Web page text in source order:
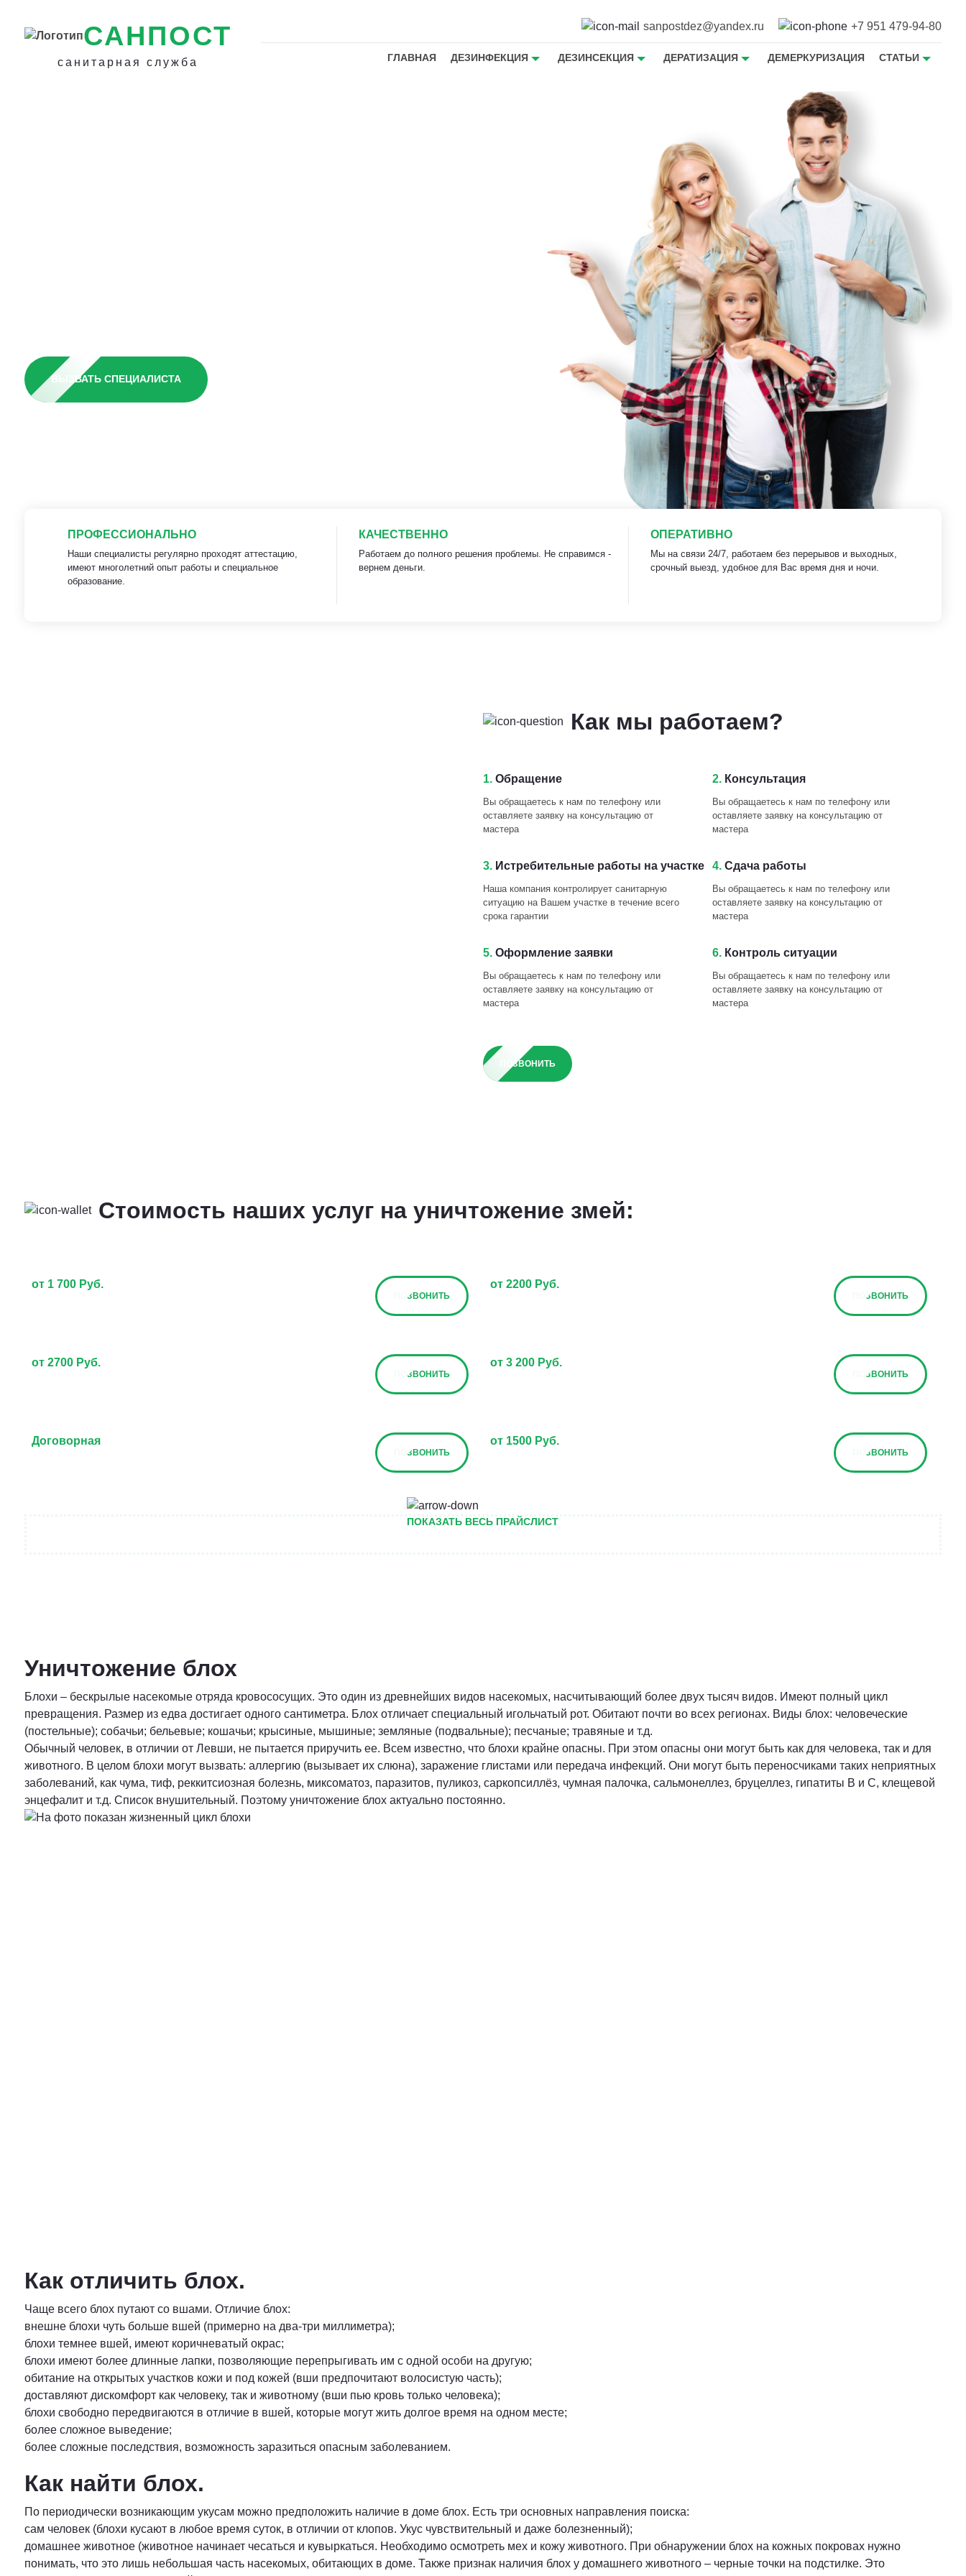
САНПОСТ
санитарная служба
sanpostdez@yandex.ru +7 951 479-94-80
ГЛАВНАЯ ДЕЗИНФЕКЦИЯ ДЕЗИНСЕКЦИЯ ДЕРАТИЗАЦИЯ ДЕМЕРКУРИЗАЦИЯ СТАТЬИ
ВЫЗВАТЬ СПЕЦИАЛИСТА
ПРОФЕССИОНАЛЬНО
Наши специалисты регулярно проходят аттестацию,
имеют многолетний опыт работы и специальное
образование.
КАЧЕСТВЕННО
Работаем до полного решения проблемы. Не справимся -
вернем деньги.
ОПЕРАТИВНО
Мы на связи 24/7, работаем без перерывов и выходных,
срочный выезд, удобное для Вас время дня и ночи.
Как мы работаем?
1. Обращение
Вы обращаетесь к нам по телефону или
оставляете заявку на консультацию от
мастера
2. Консультация
Вы обращаетесь к нам по телефону или
оставляете заявку на консультацию от
мастера
3. Истребительные работы на участке
Наша компания контролирует санитарную
ситуацию на Вашем участке в течение всего
срока гарантии
4. Сдача работы
Вы обращаетесь к нам по телефону или
оставляете заявку на консультацию от
мастера
5. Оформление заявки
Вы обращаетесь к нам по телефону или
оставляете заявку на консультацию от
мастера
6. Контроль ситуации
Вы обращаетесь к нам по телефону или
оставляете заявку на консультацию от
мастера
ПОЗВОНИТЬ
Стоимость наших услуг на уничтожение змей:
от 1 700 Руб.
ПОЗВОНИТЬ
от 2200 Руб.
ПОЗВОНИТЬ
от 2700 Руб.
ПОЗВОНИТЬ
от 3 200 Руб.
ПОЗВОНИТЬ
Договорная
ПОЗВОНИТЬ
от 1500 Руб.
ПОЗВОНИТЬ
от 5000 руб.
ПОКАЗАТЬ ВЕСЬ ПРАЙСЛИСТ
Уничтожение блох
Блохи – бескрылые насекомые отряда кровососущих. Это один из древнейших видов насекомых, насчитывающий более двух тысяч видов. Имеют полный цикл
превращения. Размер из едва достигает одного сантиметра. Блох отличает специальный игольчатый рот. Обитают почти во всех регионах. Виды блох: человеческие
(постельные); собачьи; бельевые; кошачьи; крысиные, мышиные; земляные (подвальные); песчаные; травяные и т.д.
Обычный человек, в отличии от Левши, не пытается приручить ее. Всем известно, что блохи крайне опасны. При этом опасны они могут быть как для человека, так и для
животного. В целом блохи могут вызвать: аллергию (вызывает их слюна), заражение глистами или передача инфекций. Они могут быть переносчиками таких неприятных
заболеваний, как чума, тиф, реккитсиозная болезнь, миксоматоз, паразитов, пуликоз, саркопсиллёз, чумная палочка, сальмонеллез, бруцеллез, гипатиты В и С, клещевой
энцефалит и т.д. Список внушительный. Поэтому уничтожение блох актуально постоянно.
Как отличить блох.
Чаще всего блох путают со вшами. Отличие блох:
внешне блохи чуть больше вшей (примерно на два-три миллиметра);
блохи темнее вшей, имеют коричневатый окрас;
блохи имеют более длинные лапки, позволяющие перепрыгивать им с одной особи на другую;
обитание на открытых участков кожи и под кожей (вши предпочитают волосистую часть);
доставляют дискомфорт как человеку, так и животному (вши пью кровь только человека);
блохи свободно передвигаются в отличие в вшей, которые могут жить долгое время на одном месте;
более сложное выведение;
более сложные последствия, возможность заразиться опасным заболеванием.
Как найти блох.
По периодически возникающим укусам можно предположить наличие в доме блох. Есть три основных направления поиска:
сам человек (блохи кусают в любое время суток, в отличии от клопов. Укус чувствительный и даже болезненный);
домашнее животное (животное начинает чесаться и кувыркаться. Необходимо осмотреть мех и кожу животного. При обнаружении блох на кожных покровах нужно
понимать, что это лишь небольшая часть насекомых, обитающих в доме. Также признак наличия блох у домашнего животного – черные точки на подстилке. Это